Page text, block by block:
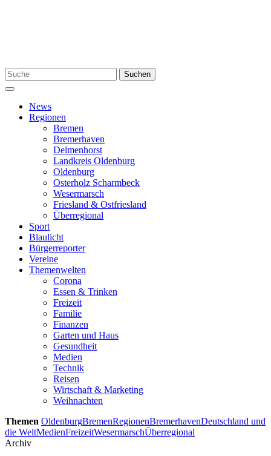
Suchen
nach:
Suchen
Menü
News
Regionen
Bremen
Bremerhaven
Delmenhorst
Landkreis Oldenburg
Oldenburg
Osterholz Scharmbeck
Wesermarsch
Friesland & Ostfriesland
Überregional
Sport
Blaulicht
Bürgerreporter
Vereine
Themenwelten
Corona
Essen & Trinken
Freizeit
Familie
Finanzen
Garten und Haus
Gesundheit
Medien
Technik
Reisen
Wirtschaft & Marketing
Weihnachten
Themen OldenburgBremenRegionenBremerhavenDeutschland und
die WeltMedienFreizeitWesermarschÜberregional
Archiv